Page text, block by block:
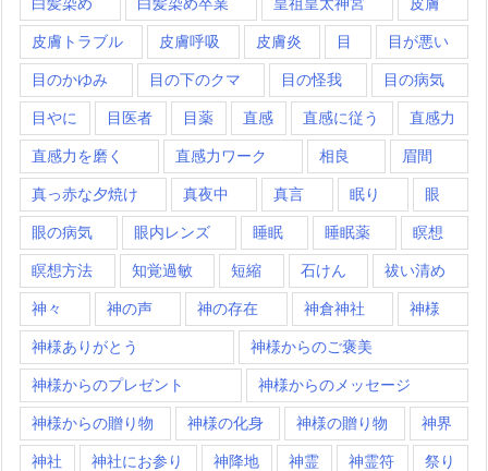
皮膚トラブル 皮膚呼吸 皮膚炎 目 目が悪い
目のかゆみ 目の下のクマ 目の怪我 目の病気
目やに 目医者 目薬 直感 直感に従う 直感力
直感力を磨く 直感力ワーク 相良 眉間
真っ赤な夕焼け 真夜中 真言 眠り 眼
眼の病気 眼内レンズ 睡眠 睡眠薬 瞑想
瞑想方法 知覚過敏 短縮 石けん 祓い清め
神々 神の声 神の存在 神倉神社 神様
神様ありがとう 神様からのご褒美
神様からのプレゼント 神様からのメッセージ
神様からの贈り物 神様の化身 神様の贈り物 神界
神社 神社にお参り 神降地 神霊 神霊符 祭り